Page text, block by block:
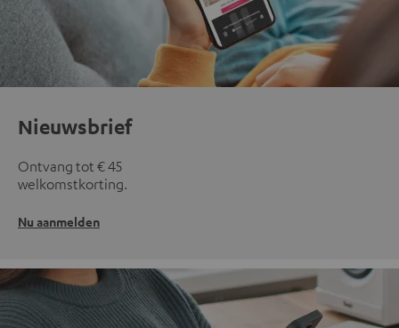
Nieuwsbrief
Ontvang tot € 45
welkomstkorting.
Nu aanmelden